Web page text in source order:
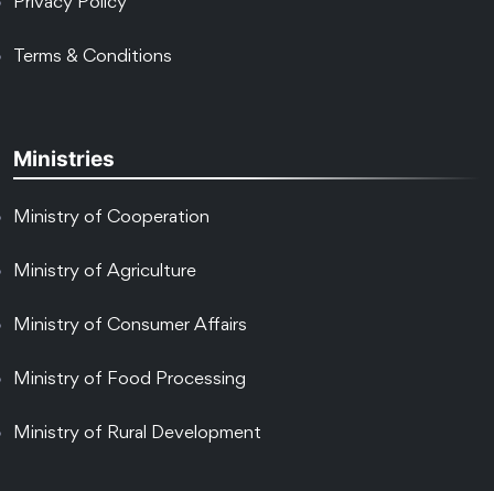
Privacy Policy
Terms & Conditions
Ministries
Ministry of Cooperation
Ministry of Agriculture
Ministry of Consumer Affairs
Ministry of Food Processing
Ministry of Rural Development